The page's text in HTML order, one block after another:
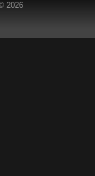
2026